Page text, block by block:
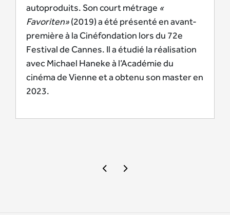
autoproduits. Son court métrage «
Favoriten»(2019) a été présenté en avant-
première à la Cinéfondation lors du 72e
Festival de Cannes. Il a étudié la réalisation
avec Michael Haneke à l’Académie du
cinéma de Vienne et a obtenu son master en
2023.